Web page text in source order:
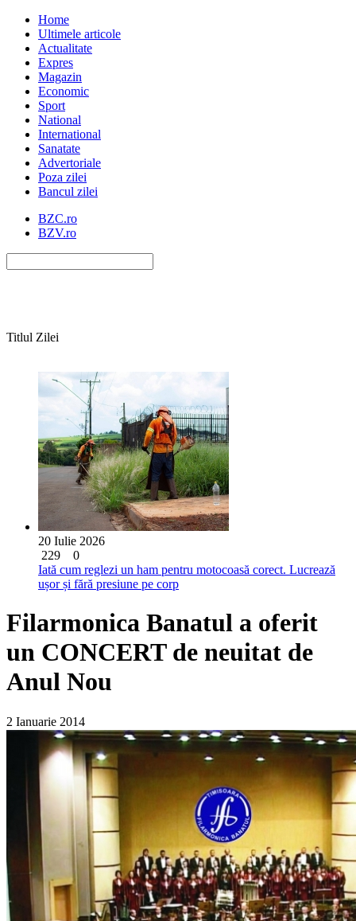
Home
Ultimele articole
Actualitate
Expres
Magazin
Economic
Sport
National
International
Sanatate
Advertoriale
Poza zilei
Bancul zilei
BZC.ro
BZV.ro
Titlul Zilei
20 Iulie 2026
229
0
Iată cum reglezi un ham pentru motocoasă corect. Lucrează
ușor și fără presiune pe corp
Filarmonica Banatul a oferit
un CONCERT de neuitat de
Anul Nou
2 Ianuarie 2014